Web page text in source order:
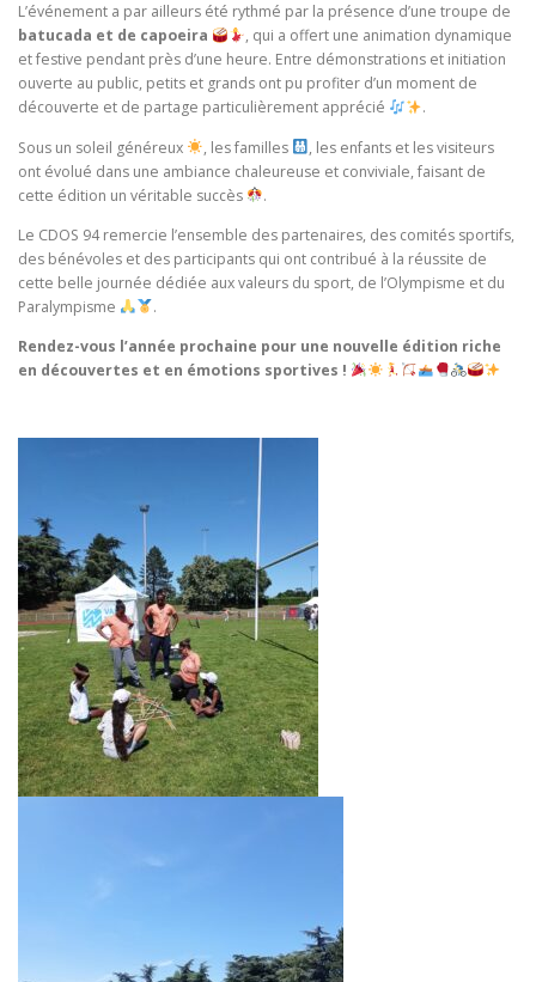
L’événement a par ailleurs été rythmé par la présence d’une troupe de
batucada et de capoeira
, qui a offert une animation dynamique
et festive pendant près d’une heure. Entre démonstrations et initiation
ouverte au public, petits et grands ont pu profiter d’un moment de
découverte et de partage particulièrement apprécié
.
Sous un soleil généreux
, les familles
, les enfants et les visiteurs
ont évolué dans une ambiance chaleureuse et conviviale, faisant de
cette édition un véritable succès
.
Le CDOS 94 remercie l’ensemble des partenaires, des comités sportifs,
des bénévoles et des participants qui ont contribué à la réussite de
cette belle journée dédiée aux valeurs du sport, de l’Olympisme et du
Paralympisme
.
Rendez-vous l’année prochaine pour une nouvelle édition riche
en découvertes et en émotions sportives !